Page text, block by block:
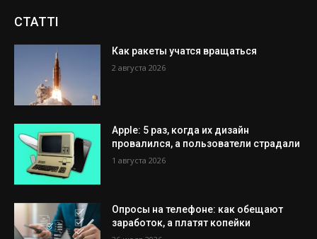
СТАТТІ
Как ракеты учатся вращаться
2 августа 2026
Apple: 5 раз, когда их дизайн
провалился, а пользователи страдали
1 августа 2026
Опросы на телефоне: как обещают
заработок, а платят копейки